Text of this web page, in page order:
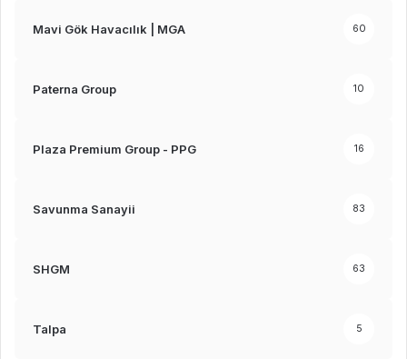
Mavi Gök Havacılık | MGA 60
Paterna Group 10
Plaza Premium Group - PPG 16
Savunma Sanayii 83
SHGM 63
Talpa 5